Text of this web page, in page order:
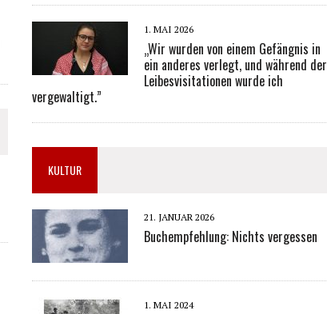
1. MAI 2026
„Wir wurden von einem Gefängnis in
ein anderes verlegt, und während der
Leibesvisitationen wurde ich
vergewaltigt.”
KULTUR
21. JANUAR 2026
Buchempfehlung: Nichts vergessen
1. MAI 2024